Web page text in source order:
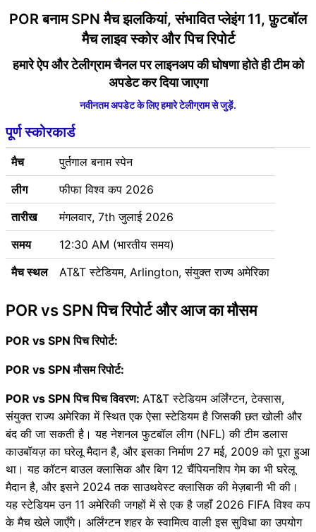
POR बनाम SPN मैच झलकियां, संभावित प्लेइंग 11, फ़ुटबॉल
मैच लाइव स्कोर और पिच रिपोर्ट
हमारे ऐप और टेलीग्राम चैनल पर लाइनअप की घोषणा होते ही टीम को
अपडेट कर दिया जाएगा
नवीनतम अपडेट के लिए हमारे टेलीग्राम से जुड़ें.
पूर्ण स्कोरकार्ड
मैच
पुर्तगाल बनाम स्पेन
लीग
फीफा विश्व कप 2026
तारीख
मंगलवार, 7th जुलाई 2026
समय
12:30 AM (भारतीय समय)
मैच स्थल
AT&T स्टेडियम, Arlington, संयुक्त राज्य अमेरिका
POR vs SPN पिच रिपोर्ट और आज का मौसम
POR vs SPN पिच रिपोर्ट:
POR vs SPN मौसम रिपोर्ट:
POR vs SPN पिच पिच विवरण: AT&T स्टेडियम अर्लिंग्टन, टेक्सास,
संयुक्त राज्य अमेरिका में स्थित एक ऐसा स्टेडियम है जिसकी छत खोली और
बंद की जा सकती है। यह नेशनल फुटबॉल लीग (NFL) की टीम डलास
काउबॉयज़ का घरेलू मैदान है, और इसका निर्माण 27 मई, 2009 को पूरा हुआ
था। यह कॉटन बाउल क्लासिक और बिग 12 चैंपियनशिप गेम का भी घरेलू
मैदान है, और इसने 2024 तक साउथवेस्ट क्लासिक की मेज़बानी भी की।
यह स्टेडियम उन 11 अमेरिकी जगहों में से एक है जहाँ 2026 FIFA विश्व कप
के मैच खेले जाएँगे। अर्लिंग्टन शहर के स्वामित्व वाली इस सुविधा का उपयोग